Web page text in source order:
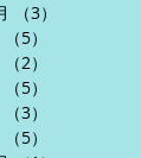
（3）
（5）
（2）
（5）
（3）
（5）